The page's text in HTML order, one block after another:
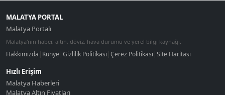
MALATYA PORTAL
Malatya Portalı
Malatya'nın haber, altın, döviz, hava durumu ve yerel bilgi kaynağı.
Hakkımızda | Künye |Gizlilik Politikası |Çerez Politikası |Site Haritası
Hızlı Erişim
Malatya Haberleri
Malatya Altın Fiyatları